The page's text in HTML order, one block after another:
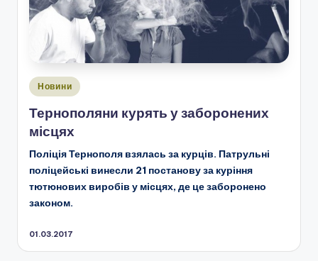
Опубліковано
Новини
Тернополяни курять у заборонених
місцях
Поліція Тернополя взялась за курців. Патрульні
поліцейські винесли 21 постанову за куріння
тютюнових виробів у місцях, де це заборонено
законом.
01.03.2017